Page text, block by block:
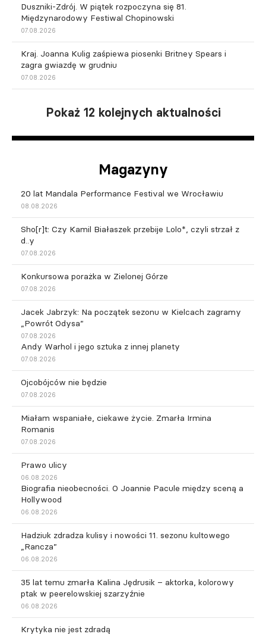
Duszniki-Zdrój. W piątek rozpoczyna się 81.
Międzynarodowy Festiwal Chopinowski
07.08.2026
Kraj. Joanna Kulig zaśpiewa piosenki Britney Spears i
zagra gwiazdę w grudniu
07.08.2026
Pokaż 12 kolejnych aktualności
Magazyny
20 lat Mandala Performance Festival we Wrocławiu
08.08.2026
Sho[r]t: Czy Kamil Białaszek przebije Lolo*, czyli strzał z
d..y
07.08.2026
Konkursowa porażka w Zielonej Górze
07.08.2026
Jacek Jabrzyk: Na początek sezonu w Kielcach zagramy
„Powrót Odysa”
07.08.2026
Andy Warhol i jego sztuka z innej planety
07.08.2026
Ojcobójców nie będzie
07.08.2026
Miałam wspaniałe, ciekawe życie. Zmarła Irmina
Romanis
07.08.2026
Prawo ulicy
06.08.2026
Biografia nieobecności. O Joannie Pacule między sceną a
Hollywood
06.08.2026
Hadziuk zdradza kulisy i nowości 11. sezonu kultowego
„Rancza”
06.08.2026
35 lat temu zmarła Kalina Jędrusik – aktorka, kolorowy
ptak w peerelowskiej szarzyźnie
06.08.2026
Krytyka nie jest zdradą